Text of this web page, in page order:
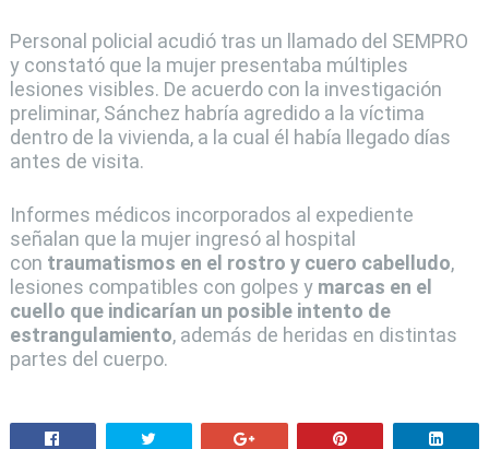
Personal policial acudió tras un llamado del SEMPRO
y constató que la mujer presentaba múltiples
lesiones visibles. De acuerdo con la investigación
preliminar, Sánchez habría agredido a la víctima
dentro de la vivienda, a la cual él había llegado días
antes de visita.
Informes médicos incorporados al expediente
señalan que la mujer ingresó al hospital
con traumatismos en el rostro y cuero cabelludo,
lesiones compatibles con golpes y marcas en el
cuello que indicarían un posible intento de
estrangulamiento, además de heridas en distintas
partes del cuerpo.